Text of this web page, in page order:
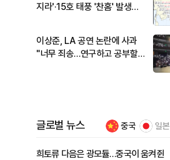
지라'·15호 태풍 '찬홈' 발생…
이상준, LA 공연 논란에 사과
"너무 죄송…연구하고 공부할
글로벌 뉴스 중국 일본
희토류 다음은 광모듈…중국이 움켜쥔